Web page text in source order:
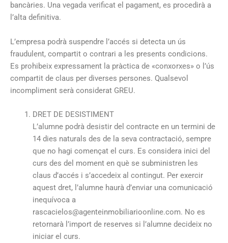
bancàries. Una vegada verificat el pagament, es procedirà a
l’alta definitiva.
L’empresa podrà suspendre l’accés si detecta un ús
fraudulent, compartit o contrari a les presents condicions.
Es prohibeix expressament la pràctica de «conxorxes» o l’ús
compartit de claus per diverses persones. Qualsevol
incompliment serà considerat GREU.
DRET DE DESISTIMENT
L’alumne podrà desistir del contracte en un termini de
14 dies naturals des de la seva contractació, sempre
que no hagi començat el curs. Es considera inici del
curs des del moment en què se subministren les
claus d’accés i s’accedeix al contingut. Per exercir
aquest dret, l’alumne haurà d’enviar una comunicació
inequívoca a
rascacielos@agenteinmobiliarioonline.com. No es
retornarà l’import de reserves si l’alumne decideix no
iniciar el curs.